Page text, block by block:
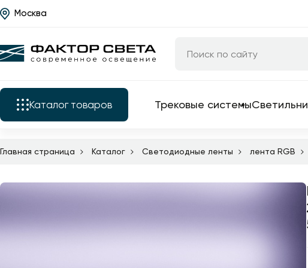
Москва
Каталог товаров
Все трековые
комплектующие для
Трековые системы
Главная страница Каталог Светодиодные ленты лента RGB
Назад
Каталог
Электротовары